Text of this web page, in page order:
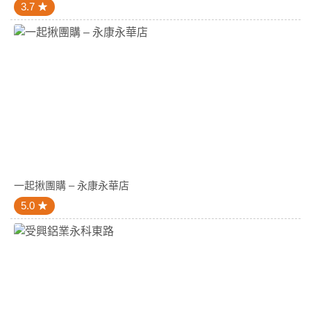
3.7
一起揪團購 – 永康永華店
5.0